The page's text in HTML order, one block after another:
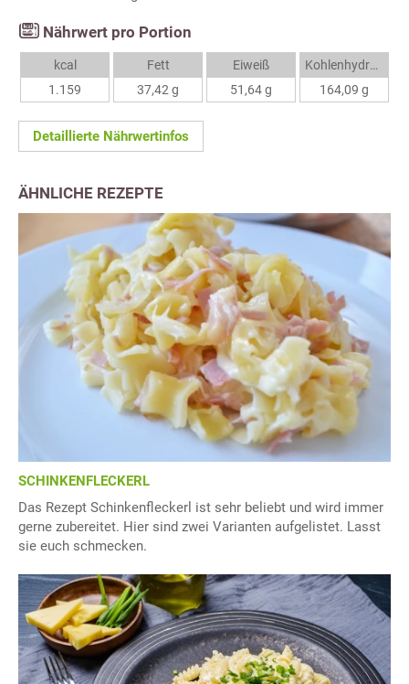
Nährwert pro Portion
kcal
1.159
Fett
37,42 g
Eiweiß
51,64 g
Kohlenhydrate
164,09 g
Detaillierte Nährwertinfos
ÄHNLICHE REZEPTE
SCHINKENFLECKERL
Das Rezept Schinkenfleckerl ist sehr beliebt und wird immer
gerne zubereitet. Hier sind zwei Varianten aufgelistet. Lasst
sie euch schmecken.